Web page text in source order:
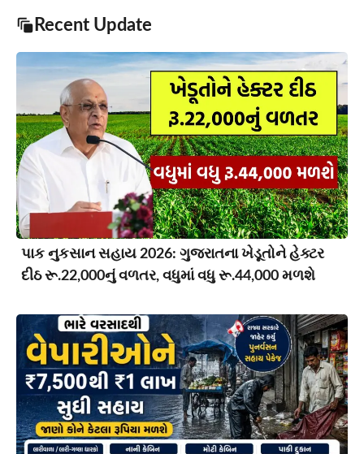
Recent Update
પાક નુકસાન સહાય 2026: ગુજરાતના ખેડૂતોને હેક્ટર
દીઠ રૂ.22,000નું વળતર, વધુમાં વધુ રૂ.44,000 મળશે